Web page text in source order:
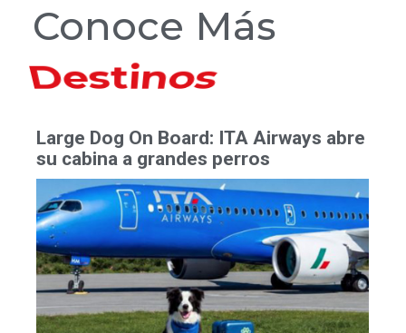
Conoce Más
Hoteles
Large Dog On Board: ITA Airways abre
su cabina a grandes perros